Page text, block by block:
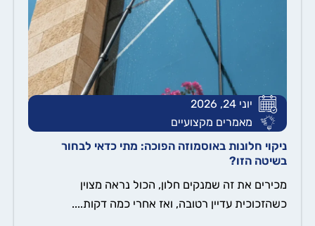
יוני 24, 2026
מאמרים מקצועיים
ניקוי חלונות באוסמוזה הפוכה: מתי כדאי לבחור
בשיטה הזו?
מכירים את זה שמנקים חלון, הכול נראה מצוין
כשהזכוכית עדיין רטובה, ואז אחרי כמה דקות....